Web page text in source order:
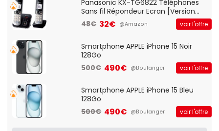
Panasonic KX-TG6822 Téléphones
Sans fil Répondeur Ecran [Version
Française]
48€ 32€ @Amazon voir l'offre
Smartphone APPLE iPhone 15 Noir
128Go
500€ 490€ @Boulanger voir l'offre
Smartphone APPLE iPhone 15 Bleu
128Go
500€ 490€ @Boulanger voir l'offre